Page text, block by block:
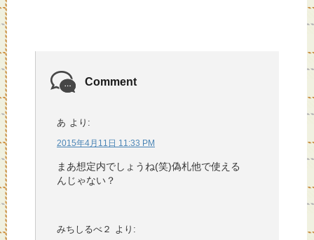
Comment
あ より:
2015年4月11日 11:33 PM
まあ想定内でしょうね(笑)偽札他で使える
んじゃない？
みちしるべ２ より: